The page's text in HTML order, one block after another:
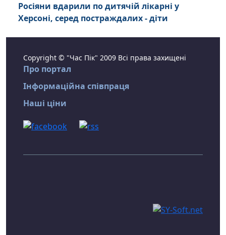
Росіяни вдарили по дитячій лікарні у
Херсоні, серед постраждалих - діти
Copyright © "Час Пік" 2009 Всі права захищені
Про портал
Інформаційна співпраця
Наші ціни